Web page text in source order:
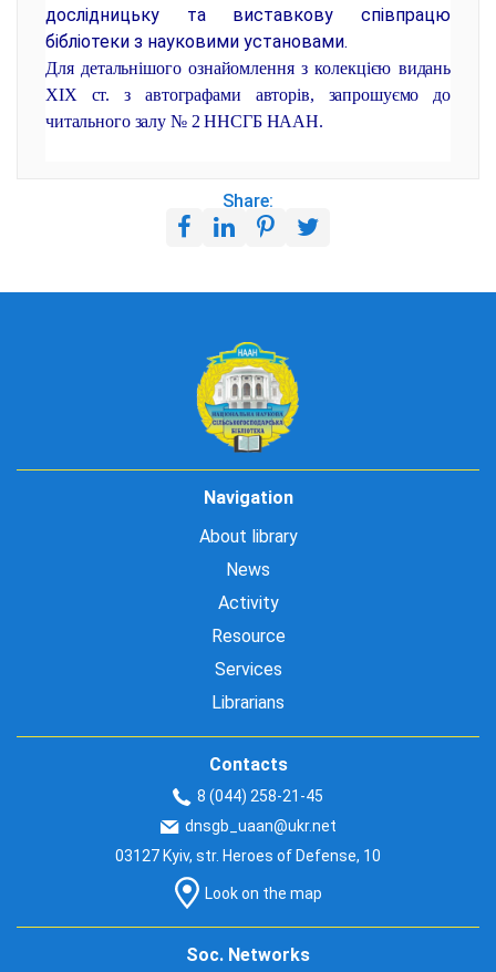
дослідницьку та виставкову співпрацю
бібліотеки з науковими установами.
Для детальнішого ознайомлення з колекцією видань
ХІХ ст. з автографами авторів, запрошуємо до
читального залу № 2 ННСГБ НААН.
Share:
Navigation
About library
News
Activity
Resource
Services
Librarians
Contacts
8 (044) 258-21-45
dnsgb_uaan@ukr.net
03127 Kyiv, str. Heroes of Defense, 10
Look on the map
Soc. Networks